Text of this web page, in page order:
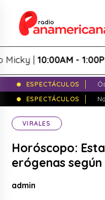
|10:00AM - 1:00PM
ESPECTÁCULOS
ESPECTÁCULOS
VIRALES
Horóscopo:
erógenas
admin